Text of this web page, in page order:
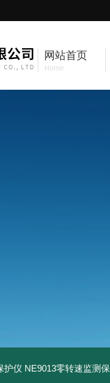
网站首页
Home
护仪 NE9013零转速监测